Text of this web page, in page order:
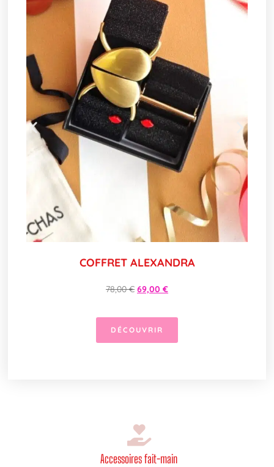
COFFRET ALEXANDRA
78,00€ 69,00 €
DÉCOUVRIR
Accessoires fait-main